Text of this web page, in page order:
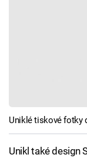
Uniklé tiskové fotky
Unikl také design